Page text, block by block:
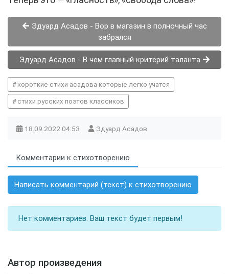
Эдуард Асадов - Вор в магазин в полночный час
забрался
Эдуард Асадов - В чем главный критерий таланта
короткие стихи асадова которые легко учатся
стихи русских поэтов классиков
18.09.2022 04:53 Эдуард Асадов
Комментарии к стихотворению
Написать комментарий (текст) к стихотворению
Нет комментариев. Ваш текст будет первым!
Автор произведения